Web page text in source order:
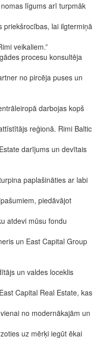
līgums arī turpmāk
priekšrocības, lai ilgtermiņā
veikaliem.”
procesu konsultēja
no pircēja puses un
darbojas kopš
reģionā. Rimi Baltic
darījums un devītais
paplašināties ar labi
piedāvājot
atdevi mūsu fondu
un East Capital Group
un valdes loceklis
Capital Real Estate, kas
no modernākajām un
uz mērķi iegūt ēkai